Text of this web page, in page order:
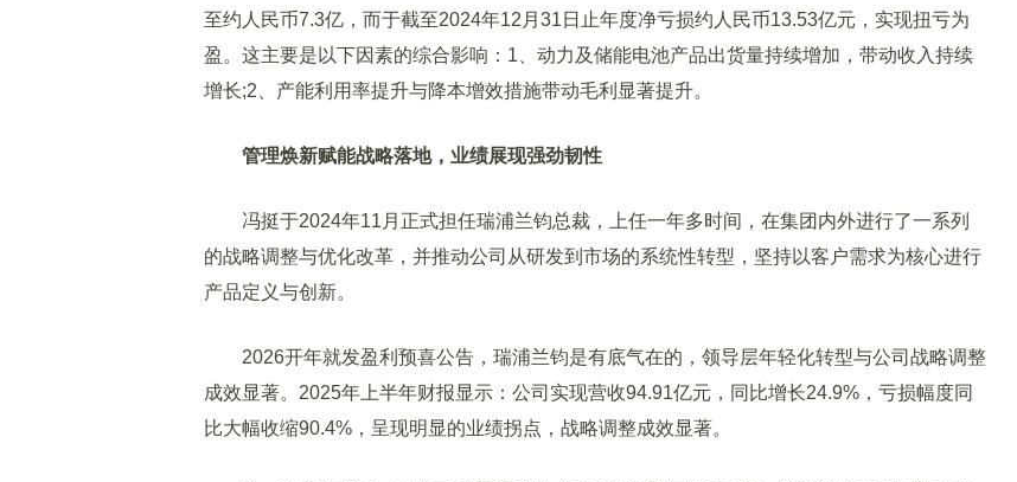
至约人民币7.3亿，而于截至2024年12月31日止年度净亏损约人民币13.53亿元，实现扭亏为
盈。这主要是以下因素的综合影响：1、动力及储能电池产品出货量持续增加，带动收入持续
增长;2、产能利用率提升与降本增效措施带动毛利显著提升。
管理焕新赋能战略落地，业绩展现强劲韧性
冯挺于2024年11月正式担任瑞浦兰钧总裁，上任一年多时间，在集团内外进行了一系列
的战略调整与优化改革，并推动公司从研发到市场的系统性转型，坚持以客户需求为核心进行
产品定义与创新。
2026开年就发盈利预喜公告，瑞浦兰钧是有底气在的，领导层年轻化转型与公司战略调整
成效显著。2025年上半年财报显示：公司实现营收94.91亿元，同比增长24.9%，亏损幅度同
比大幅收缩90.4%，呈现明显的业绩拐点，战略调整成效显著。